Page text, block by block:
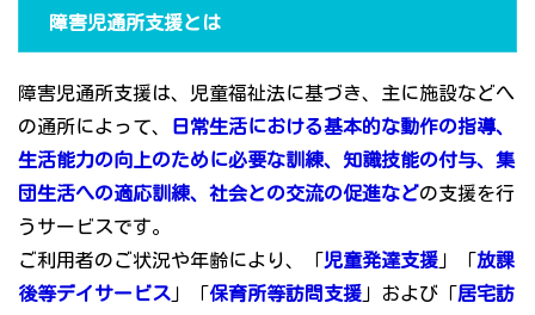
障害児通所支援とは
障害児通所支援は、児童福祉法に基づき、主に施設などへ
の通所によって、
日常生活における基本的な動作の指導、
生活能力の向上のために必要な訓練、知識技能の付与、集
団生活への適応訓練、社会との交流の促進などの支援を行
うサービスです。
ご利用者のご状況や年齢により、「児童発達支援 」「放課
後等デイサービス 」「保育所等訪問支援 」および「居宅訪